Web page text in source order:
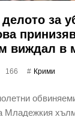
за
виждал в
166 Крими
Младежкия